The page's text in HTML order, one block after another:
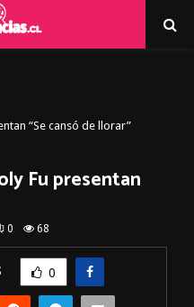
“Se cansó de llorar”
Fu presentan
0 68
0